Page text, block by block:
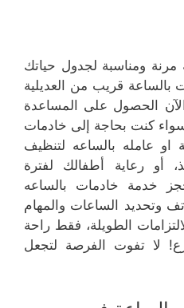
ومناسبة لجدول حياتك
قريب من العديلية
الحصول على المساعدة
كنت بحاجة إلى خادمات
او عامله بالساعه لتنظيف
أو رعاية أطفالك لفترة
خدمة خادمات بالساعه
وتحديد الساعات والمهام
الطويلة، فقط راحة
لا تفوت الفرصة لتجعل